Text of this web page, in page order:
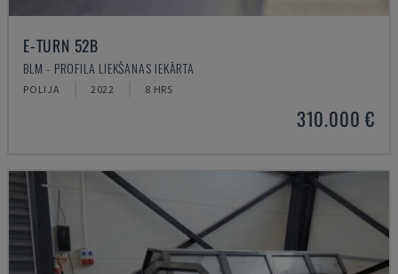
E-TURN 52B
BLM - PROFILA LIEKŠANAS IEKĀRTA
POLIJA 2022 8 HRS
310.000 €